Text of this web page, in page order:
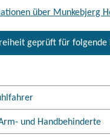
über Munkebjerg
geprüft für folgende
und Handbehinderte